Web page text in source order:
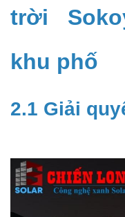
trời
khu phố
2.1 Giải